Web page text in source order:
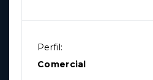
Perfil:
Comercial